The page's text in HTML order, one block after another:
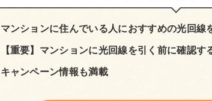
マンションに住んでいる人におすすめの光回線
【重要】マンションに光回線を引く前に確認す
キャンペーン情報も満載